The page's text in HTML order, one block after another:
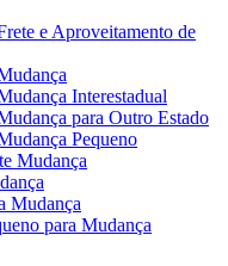
e Aproveitamento de
Interestadual
para Outro Estado
Pequeno
Mudança
Mudança
para Mudança